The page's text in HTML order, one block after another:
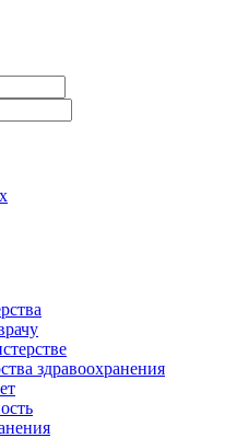
здравоохранения